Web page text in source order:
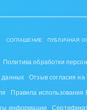
Транспорт,
автобизнес
СОГЛАШЕНИЕ ПУБЛИЧНАЯ
Политика обработки
данных Отзыв согласия
Правила использования
информации